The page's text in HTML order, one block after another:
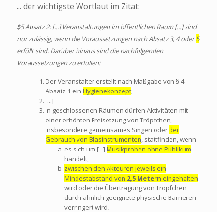
... der wichtigste Wortlaut im Zitat:
$5 Absatz 2: [...] Veranstaltungen im öffentlichen Raum [...] sind
nur zulässig, wenn die Voraussetzungen nach Absatz 3, 4 oder5
erfüllt sind. Darüber hinaus sind die nachfolgenden
Voraussetzungen zu erfüllen:
Der Veranstalter erstellt nach Maßgabe von § 4
Absatz 1 ein Hygienekonzept;
[...]
in geschlossenen Räumen dürfen Aktivitäten mit
einer erhöhten Freisetzung von Tröpfchen,
insbesondere gemeinsames Singen oder der
Gebrauch von Blasinstrumenten, stattfinden, wenn
es sich um [...] Musikproben ohne Publikum
handelt,
zwischen den Akteuren jeweils ein
Mindestabstand von 2,5 Metern eingehalten
wird oder die Übertragung von Tröpfchen
durch ähnlich geeignete physische Barrieren
verringert wird,